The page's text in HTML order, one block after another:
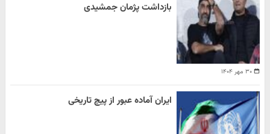
۳۰ مهر ۱۴۰۴
بازداشت پژمان جمشیدی
ایران آماده عبور از پیچ تاریخی